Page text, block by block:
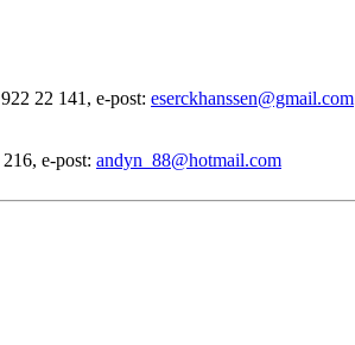
22 141, e-post: eserckhanssen@gmail.com
e-post: andyn_88@hotmail.com